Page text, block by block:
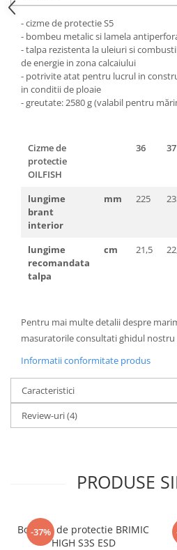
Pentru femei
Bluze pentru femei
Fleece-uri
Halate
Jachete / Bluze salopeta
Pantaloni de lucru cu pieptar
Veste de lucru
- cizme de protectie S5
- bombeu metalic si lamela
- talpa rezistenta la uleiuri si
de energie in zona calcaiului
- potrivite atat pentru lucrul in
in conditii de ploaie
-greutate: 2580 g (valabil pentru
Cizme de
protectie
OILFISH
36 37
lungime
brant
interior
mm 225
lungime
recomandata
talpa
cm 21,5
Pentru mai multe detalii despre
masuratorile consultati ghidul
Informatii conformitate produs
Caracteristici
Review-uri(4)
PRODUSE
-37%
Bocanci de protectie BRIMIC
HIGH S3S ESD